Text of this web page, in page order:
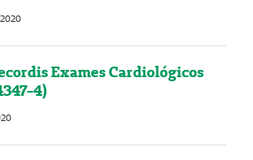
Exames Cardiológicos
4)